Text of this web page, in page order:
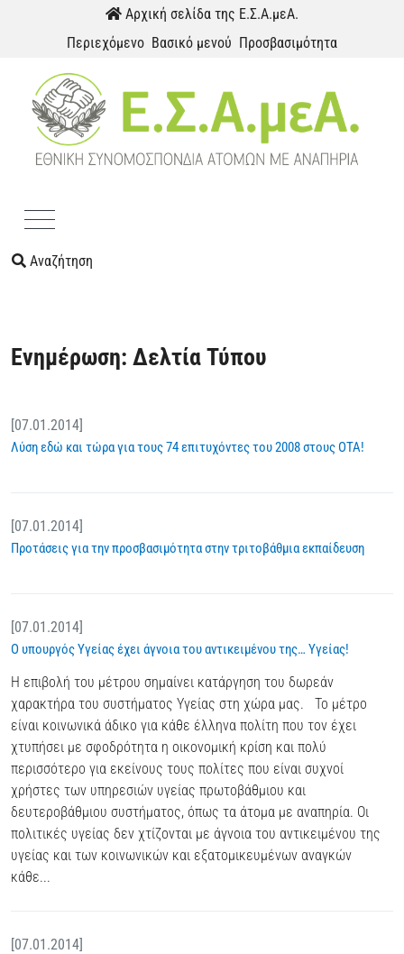
Παράκαμψη προς το περιεχόμενοΑρχική σελίδα της Ε.Σ.Α.μεΑ.
Περιεχόμενο Βασικό μενού Προσβασιμότητα
Αναζήτηση
Ενημέρωση: Δελτία Τύπου
[07.01.2014]
Λύση εδώ και τώρα για τους 74 επιτυχόντες του 2008 στους ΟΤΑ!
[07.01.2014]
Προτάσεις για την προσβασιμότητα στην τριτοβάθμια εκπαίδευση
[07.01.2014]
Ο υπουργός Υγείας έχει άγνοια του αντικειμένου της… Υγείας!
Η επιβολή του μέτρου σημαίνει κατάργηση του δωρεάν
χαρακτήρα του συστήματος Υγείας στη χώρα μας. Το μέτρο
είναι κοινωνικά άδικο για κάθε έλληνα πολίτη που τον έχει
χτυπήσει με σφοδρότητα η οικονομική κρίση και πολύ
περισσότερο για εκείνους τους πολίτες που είναι συχνοί
χρήστες των υπηρεσιών υγείας πρωτοβάθμιου και
δευτεροβάθμιου συστήματος, όπως τα άτομα με αναπηρία. Οι
πολιτικές υγείας δεν χτίζονται με άγνοια του αντικειμένου της
υγείας και των κοινωνικών και εξατομικευμένων αναγκών
κάθε...
[07.01.2014]